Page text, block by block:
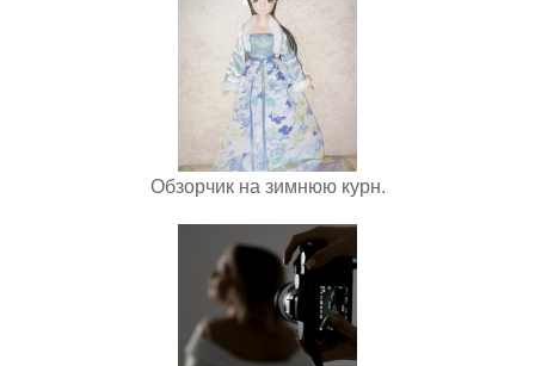
Обзорчик на зимнюю курн.